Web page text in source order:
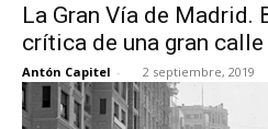
La Gran Vía de Madrid.
crítica de una gran
Antón Capitel - 2 septiembre, 2019